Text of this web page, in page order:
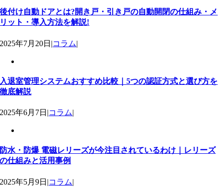
後付け自動ドアとは?開き戸・引き戸の自動開閉の仕組み・メ
リット・導入方法を解説!
2025年7月20日 |コラム|
入退室管理システムおすすめ比較｜5つの認証方式と選び方を
徹底解説
2025年6月7日 |コラム|
防水・防爆 電磁レリーズが今注目されているわけ｜レリーズ
の仕組みと活用事例
2025年5月9日 |コラム|